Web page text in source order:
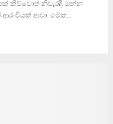
කිව්වොත් නිවැරදී. ඔන්න
ආවා. මේක...